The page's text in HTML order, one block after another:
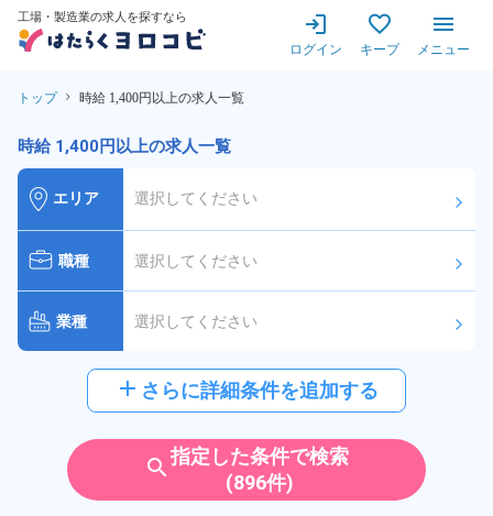
工場・製造業の求人を探すなら
ログイン キープ メニュー
トップ 時給 1,400円以上の求人一覧
時給 1,400円以上の求人一覧
エリア 選択してください arrow_forward_ios
職種 選択してください arrow_forward_ios
業種 選択してください arrow_forward_ios
時給:1,400円以上
雇用形態 派遣社員
紹介予定派遣
add さらに詳細条件を追加する
search指定した条件で検索
(896件)